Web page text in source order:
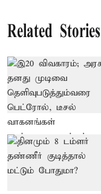
Related Stories